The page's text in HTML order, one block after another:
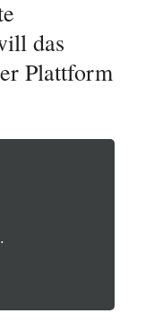
das
Plattform